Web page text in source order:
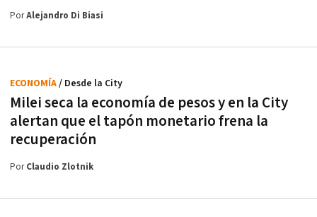
PorAlejandro Di Biasi
Milei seca la economía de pesos y en la City
alertan que el tapón monetario frena la
recuperación
ECONOMÍA/ Desde la City
PorClaudio Zlotnik